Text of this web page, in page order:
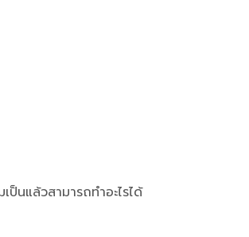
นแล้วสามารถทำอะไรได้